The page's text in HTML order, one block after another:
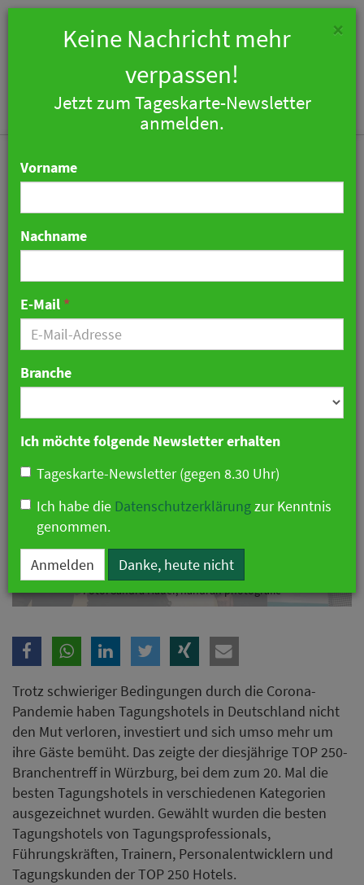
Beste Tagungshotels
Deutschlands
ausgezeichnet
Foto: Sandra Hauer, nahdran photografie
Trotz schwieriger Bedingungen durch die Corona-
Pandemie haben Tagungshotels in Deutschland nicht
den Mut verloren, investiert und sich umso mehr um
ihre Gäste bemüht. Das zeigte der diesjährige TOP 250-
Branchentreff in Würzburg, bei dem zum 20. Mal die
besten Tagungshotels in verschiedenen Kategorien
ausgezeichnet wurden. Gewählt wurden die besten
Tagungshotels von Tagungsprofessionals,
Führungskräften, Trainern, Personalentwicklern und
Tagungskunden der TOP 250 Hotels.
×
Keine Nachricht mehr
verpassen!
Jetzt zum Tageskarte-Newsletter
anmelden.
Vorname
Nachname
E-Mail *
Branche
Ich möchte folgende Newsletter erhalten
Tageskarte-Newsletter (gegen 8.30 Uhr)
Ich habe die Datenschutzerklärungzur Kenntnis
genommen.
Anmelden Danke, heute nicht